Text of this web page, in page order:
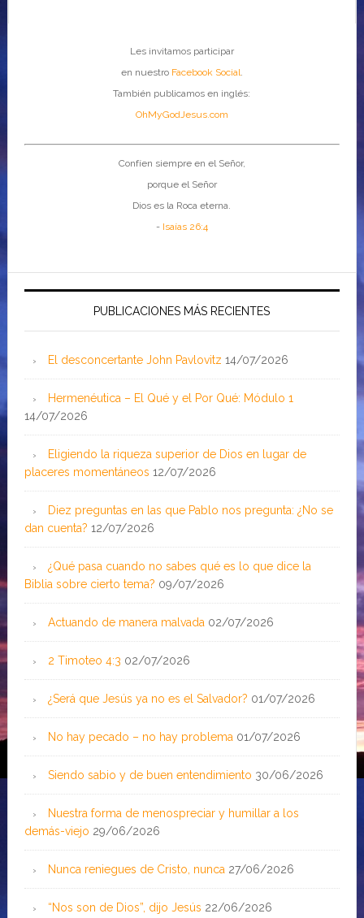
Les invitamos participar
en nuestro Facebook Social
También publicamos en inglés:
OhMyGodJesus.com
Confíen siempre en el Señor,
porque el Señor
Dios es la Roca eterna.
- Isaías 26:4
PUBLICACIONES MÁS RECIENTES
El desconcertante John Pavlovitz 14/07/2026
Hermenéutica – El Qué y el Por Qué: Módulo 1
14/07/2026
Eligiendo la riqueza superior de Dios en lugar de
placeres momentáneos 12/07/2026
Diez preguntas en las que Pablo nos pregunta: ¿No se
dan cuenta? 12/07/2026
¿Qué pasa cuando no sabes qué es lo que dice la
Biblia sobre cierto tema? 09/07/2026
Actuando de manera malvada 02/07/2026
2 Timoteo 4:3 02/07/2026
¿Será que Jesús ya no es el Salvador? 01/07/2026
No hay pecado – no hay problema 01/07/2026
Siendo sabio y de buen entendimiento 30/06/2026
Nuestra forma de menospreciar y humillar a los
demás-viejo 29/06/2026
Nunca reniegues de Cristo, nunca 27/06/2026
“Nos son de Dios”, dijo Jesús 22/06/2026